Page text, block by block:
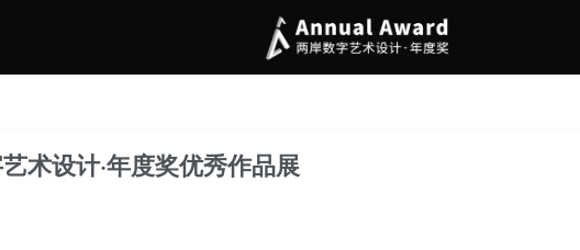
术设计·年度奖优秀作品展